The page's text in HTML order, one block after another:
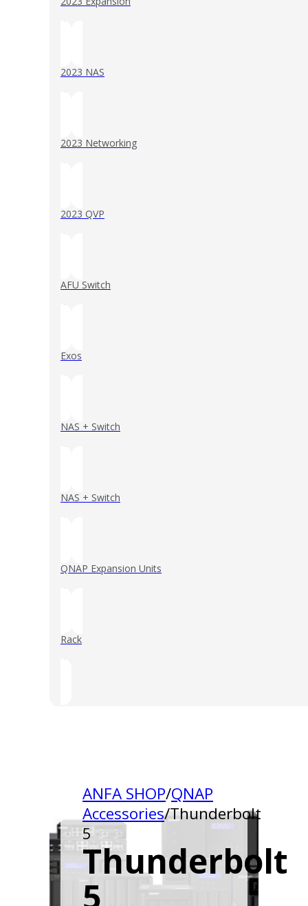
()
2023 NAS
()
2023 Networking
()
2023 QVP
()
AFU Switch
()
Exos
()
NAS + Switch
()
NAS + Switch
()
QNAP Expansion Units
()
Rack
()
ANFA SHOP/QNAP
Accessories/Thunderbolt
5
Thunderbolt
5